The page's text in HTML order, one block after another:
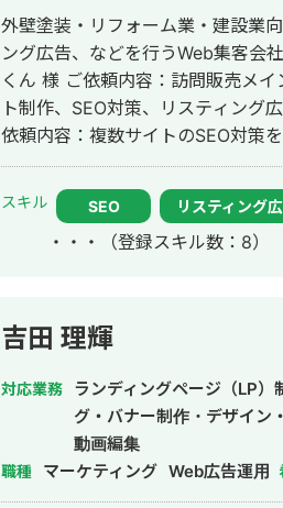
外壁塗装・リフォーム業・建設業
ング広告、などを行うWeb集客会社です。 【取引先例】 ◎株式
くん 様 ご依頼内容：訪問販売メ
ト制作、SEO対策、リスティング広告運用を実施 ◎株
依頼内容：複数サイトのSEO対策を依頼
ポレーション（ユーペイント）様
ト制作、SEO対策、リスティング広告運用を実施 ◎商
例 「東村山市商工会」様 「外壁塗装の窓口
上位表示 ・「屋根」で1位 ・「ガ
後、札幌市で老舗の施工会社に就
転職し、10年勤務。事業部で最年
業だったマーケティング技術をも
成。「トソーマ株式会社」を設立
アップを実現 【略歴】 2018年〜2021年 ・外壁塗装会社の集客のプロとして個
人事業主で活動 2022年〜 ・トソーマ株式会社 代表取締役 >リフォーム
スキル SEO リスティング
・・・ （登録スキル数：8）
吉田 理輝
対応業務
ランディングページ（LP）
グ・バナー制作・デザイン
動画編集
職種 マーケティング Web広告運用